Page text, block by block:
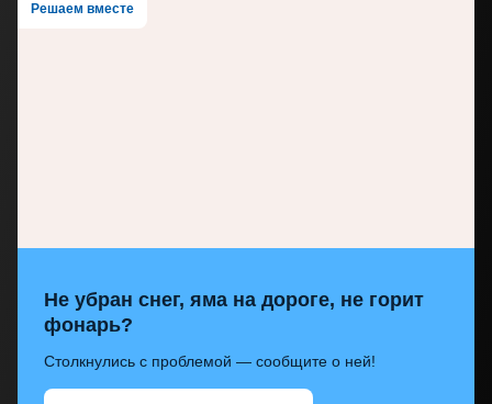
Решаем вместе
Не убран снег, яма на дороге, не горит
фонарь?
Столкнулись с проблемой — сообщите о ней!